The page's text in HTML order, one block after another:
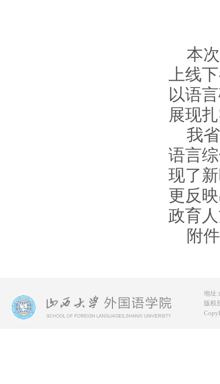
本
上线
以语
展现
我
语言
现了
更反
政育
附
地址:
版权